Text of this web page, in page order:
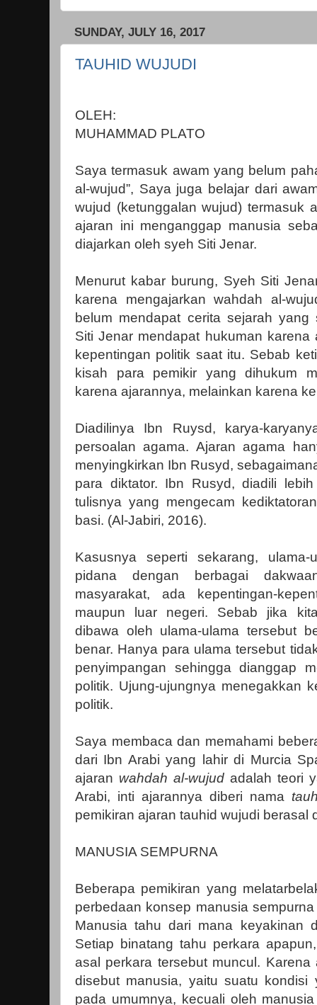
SUNDAY, JULY 16, 2017
TAUHID WUJUDI
OLEH:
MUHAMMAD PLATO
Saya termasuk awam yang belum
al-wujud”, Saya juga belajar dari
wujud (ketunggalan wujud) termasuk
ajaran ini menganggap manusia
diajarkan oleh syeh Siti Jenar.
Menurut kabar burung, Syeh Siti
karena mengajarkan wahdah al-
belum mendapat cerita sejarah yang
Siti Jenar mendapat hukuman
kepentingan politik saat itu. Sebab
kisah para pemikir yang dihukum
karena ajarannya, melainkan karena
Diadilinya Ibn Ruysd, karya-
persoalan agama. Ajaran agama
menyingkirkan Ibn Rusyd,
para diktator. Ibn Rusyd, diadili
tulisnya yang mengecam
basi. (Al-Jabiri, 2016).
Kasusnya seperti sekarang,
pidana dengan berbagai
masyarakat, ada kepentingan-
maupun luar negeri. Sebab jika
dibawa oleh ulama-ulama tersebut
benar. Hanya para ulama tersebut
penyimpangan sehingga dianggap
politik. Ujung-ujungnya menegakkan
politik.
Saya membaca dan memahami
dari Ibn Arabi yang lahir di Murcia
ajaran wahdah al-wujud adalah teori
Arabi, inti ajarannya diberi nama
pemikiran ajaran tauhid wujudi berasal
MANUSIA SEMPURNA
Beberapa pemikiran yang
perbedaan konsep manusia
Manusia tahu dari mana keyakinan
Setiap binatang tahu perkara
asal perkara tersebut muncul.
disebut manusia, yaitu suatu kondisi
pada umumnya, kecuali oleh